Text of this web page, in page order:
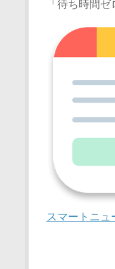
「待ち時間
スマートニュ